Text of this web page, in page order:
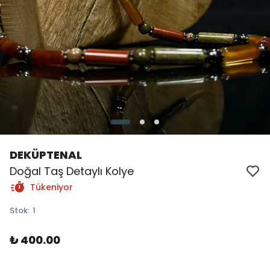
DEKÜPTENAL
Doğal Taş Detaylı Kolye
Tükeniyor
Stok: 1
₺ 400.00